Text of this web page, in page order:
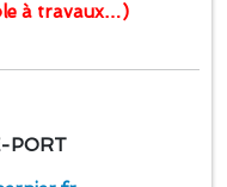
à travaux…)
PORT